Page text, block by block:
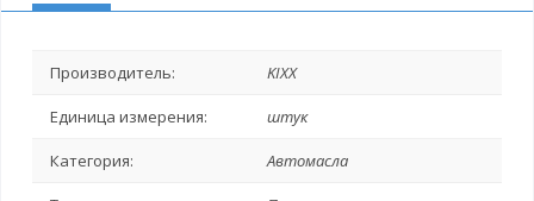
Производитель: KIXX
Единица измерения: штук
Категория: Автомасла